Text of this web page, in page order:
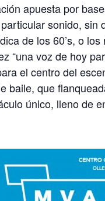
apuesta por
sonido, sin
de los 60’s, o
“una voz de hoy
el centro del
baile, que
único, lleno de